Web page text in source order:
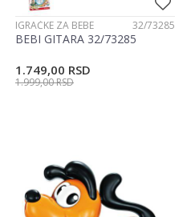
IGRAČKE ZA BEBE 32/73285
BEBI GITARA 32/73285
1.749,00 RSD
1.999,00RSD